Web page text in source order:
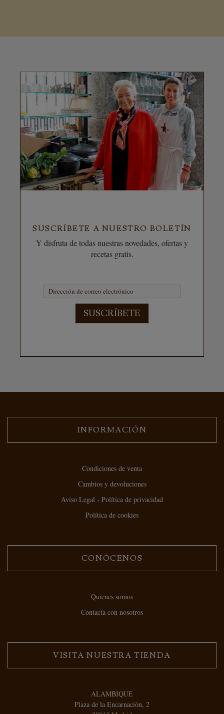
SUSCRÍBETE A NUESTRO BOLETÍN
Y disfruta de todas nuestras novedades, ofertas y
recetas gratis.
SUSCRÍBETE
INFORMACIÓN
Condiciones de venta
Cambios y devoluciones
Aviso Legal - Política de privacidad
Política de cookies
CONÓCENOS
Quienes somos
Contacta con nosotros
VISITA NUESTRA TIENDA
ALAMBIQUE
Plaza de la Encarnación, 2